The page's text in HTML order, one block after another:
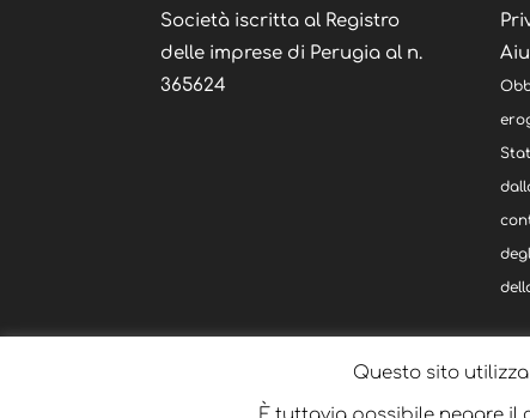
Società iscritta al Registro
delle imprese di Perugia al n.
365624
Questo sito